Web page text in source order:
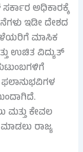
ಅಧಿಕಾರಕ್ಕೆ
ಇಡೀ ದೇಶದ
ಮಾಸಿಕ
ಉಚಿತ ವಿದ್ಯುತ್
ಮತ್ತು ಕೇವಲ
ರಾಜ್ಯ